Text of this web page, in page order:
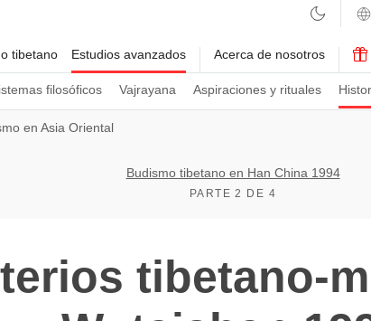
tibetano Estudios avanzados
filosóficos Vajrayana Aspiraciones y rituales
Acerca de nosotros
en Asia Oriental
Budismo tibetano en Han China 1994
PARTE 2 DE 4
tibetano-